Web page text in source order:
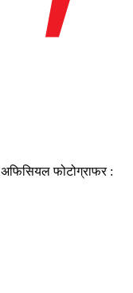
अफिसियल फोटोग्राफर :